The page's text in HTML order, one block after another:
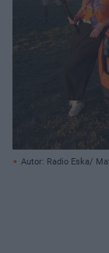
Autor: Radio Eska/